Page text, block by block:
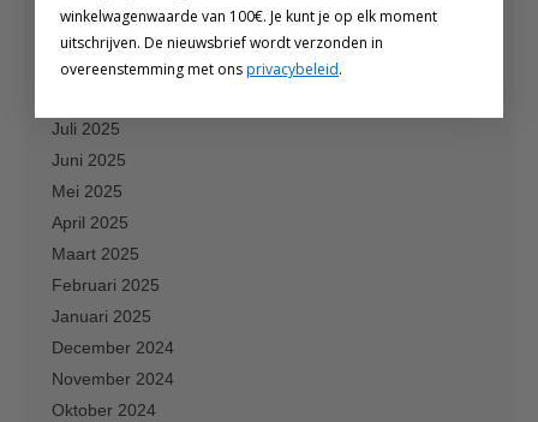
Oktober 2025
September 2025
Juli 2025
Juni 2025
Mei 2025
April 2025
Maart 2025
Februari 2025
Januari 2025
December 2024
November 2024
Oktober 2024
winkelwagenwaarde van 100€. Je kunt je op elk moment
uitschrijven. De nieuwsbrief wordt verzonden in
overeenstemming met onsprivacybeleid.